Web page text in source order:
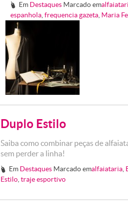
# Em Destaques Marcado em
espanhola frequencia gazeta Maria
Duplo Estilo
Saiba como combinar peças de
sem perder a linha!
# Em Destaques Marcado emalfaiataria
Estilo traje esportivo